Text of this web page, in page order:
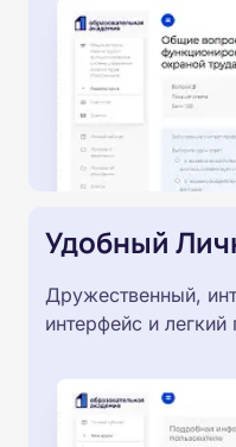
Удобный
Дружественный,
интерфейс и